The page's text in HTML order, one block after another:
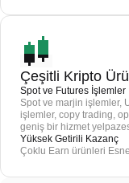
Çeşitli Kripto
Spot ve Futures İşlemler
Spot ve marjin işlemler,
işlemler, copy trading,
geniş bir hizmet
Yüksek Getirili Kazanç
Çoklu Earn ürünleri